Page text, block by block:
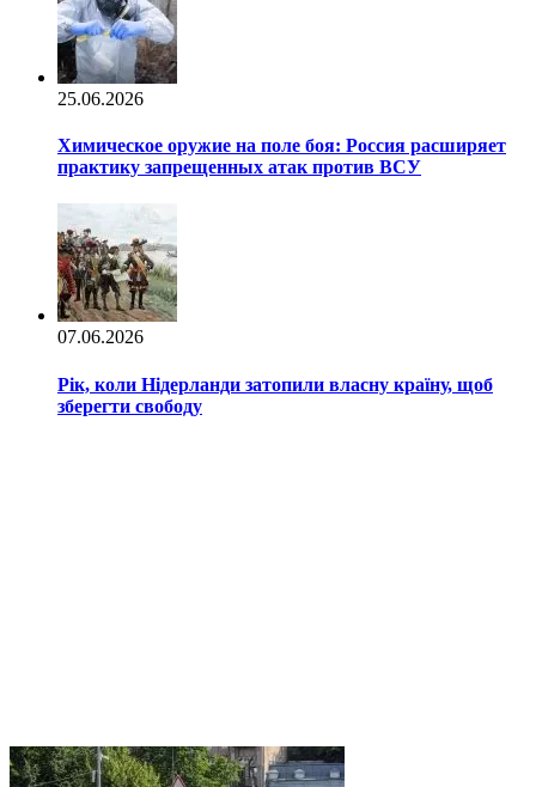
25.06.2026
Химическое оружие на поле боя: Россия расширяет
практику запрещенных атак против ВСУ
07.06.2026
Рік, коли Нідерланди затопили власну країну, щоб
зберегти свободу